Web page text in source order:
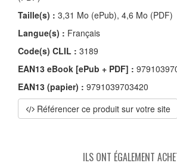
Taille(s) : 3,31 Mo (ePub), 4,6 Mo (PDF)
Langue(s) : Français
Code(s) CLIL : 3189
EAN13 eBook [ePub + PDF] :
EAN13 (papier) : 9791039703420
Référencer ce produit sur votre site
ILS ONT ÉGALEMENT